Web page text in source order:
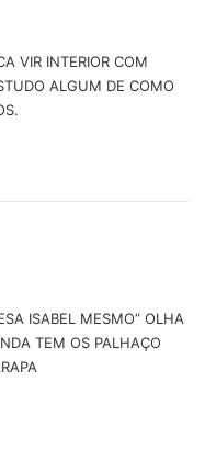
VIR INTERIOR COM
ALGUM DE COMO
ISABEL MESMO” OLHA
TEM OS PALHAÇO